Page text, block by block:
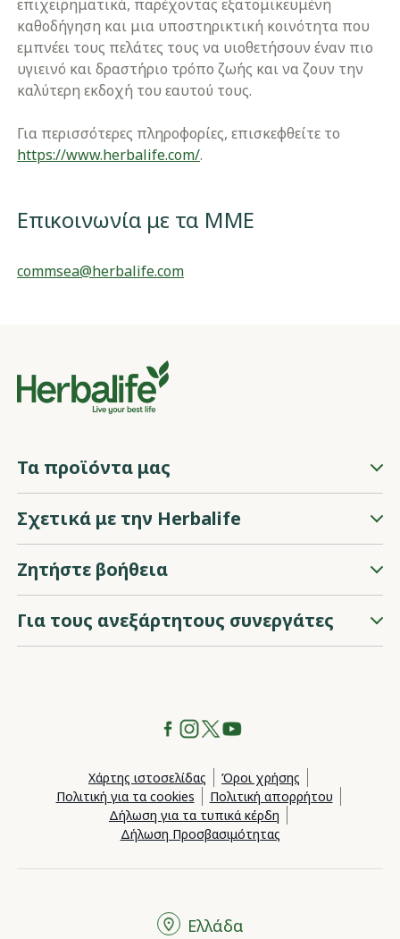
επιχειρηματικά, παρέχοντας εξατομικευμένη
καθοδήγηση και μια υποστηρικτική κοινότητα που
εμπνέει τους πελάτες τους να υιοθετήσουν έναν πιο
υγιεινό και δραστήριο τρόπο ζωής και να ζουν την
καλύτερη εκδοχή του εαυτού τους.
Για περισσότερες πληροφορίες, επισκεφθείτε το
https://www.herbalife.com/.
Επικοινωνία με τα ΜΜΕ
commsea@herbalife.com
Τα προϊόντα μας
Σχετικά με την Herbalife
Ζητήστε βοήθεια
Για τους ανεξάρτητους συνεργάτες
Χάρτης ιστοσελίδας
Όροι χρήσης
Πολιτική για τα cookies
Πολιτική απορρήτου
Δήλωση για τα τυπικά κέρδη
Δήλωση Προσβασιμότητας
Ελλάδα